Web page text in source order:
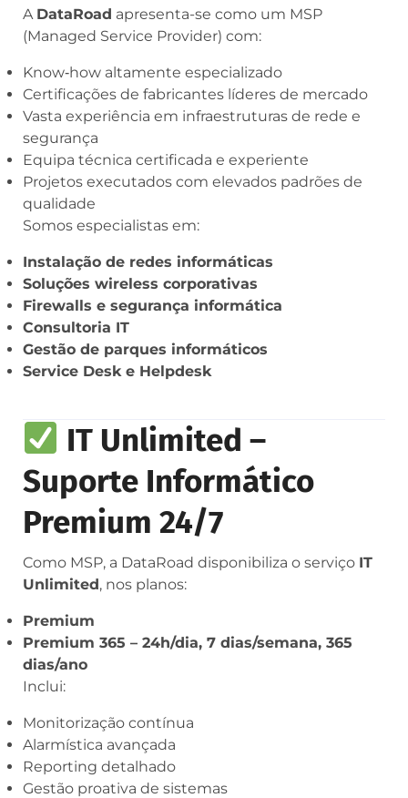
A DataRoad apresenta-se como um MSP
(Managed Service Provider) com:
Know‑how altamente especializado
Certificações de fabricantes líderes de mercado
Vasta experiência em infraestruturas de rede e
segurança
Equipa técnica certificada e experiente
Projetos executados com elevados padrões de
qualidade
Somos especialistas em:
Instalação de redes informáticas
Soluções wireless corporativas
Firewalls e segurança informática
Consultoria IT
Gestão de parques informáticos
Service Desk e Helpdesk
IT Unlimited –
Suporte Informático
Premium 24/7
Como MSP, a DataRoad disponibiliza o serviço IT
Unlimited, nos planos:
Premium
Premium 365 – 24h/dia, 7 dias/semana, 365
dias/ano
Inclui:
Monitorização contínua
Alarmística avançada
Reporting detalhado
Gestão proativa de sistemas